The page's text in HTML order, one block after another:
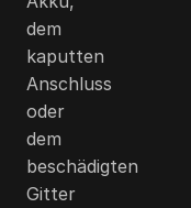
dem
kaputten
Anschluss
oder
dem
beschädigten
Gitter